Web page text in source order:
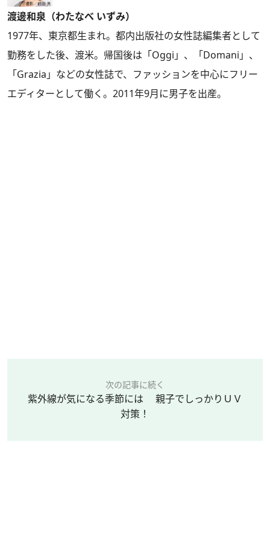
渡邊和泉（わたなべ いずみ）
1977年、東京都生まれ。都内出版社の女性誌編集者として
勤務をした後、渡米。帰国後は「Oggi」、「Domani」、
「Grazia」などの女性誌で、ファッションを中心にフリー
エディターとして働く。2011年9月に男子を出産。
次の記事に続く
紫外線が気になる季節には 親子でしっかりＵＶ
対策！